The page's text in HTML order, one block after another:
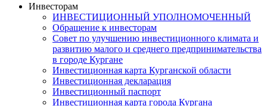
Инвесторам
ИНВЕСТИЦИОННЫЙ УПОЛНОМОЧЕННЫЙ
Обращение к инвесторам
Совет по улучшению инвестиционного климата и
развитию малого и среднего предпринимательства
в городе Кургане
Инвестиционная карта Курганской области
Инвестиционная декларация
Инвестиционный паспорт
Инвестиционная карта города Кургана